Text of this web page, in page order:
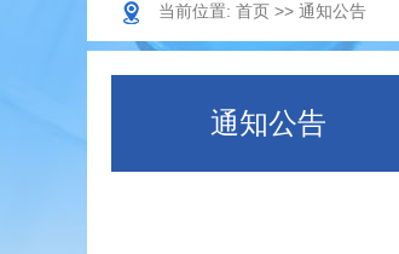
当前位置: 首页 >> 通知公告
通知公告